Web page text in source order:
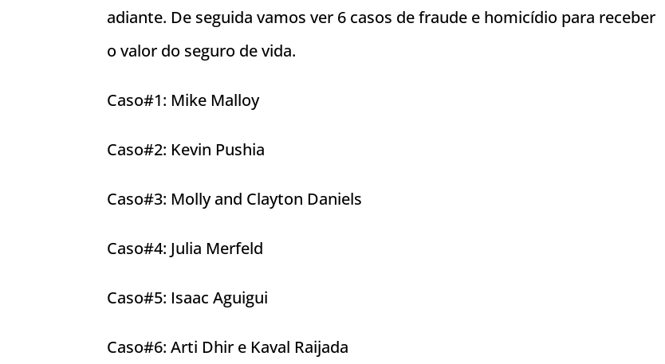
adiante. De seguida vamos ver 6 casos de fraude e homicídio para receber
o valor do seguro de vida.
Caso#1: Mike Malloy
Caso#2: Kevin Pushia
Caso#3: Molly and Clayton Daniels
Caso#4: Julia Merfeld
Caso#5: Isaac Aguigui
Caso#6: Arti Dhir e Kaval Raijada